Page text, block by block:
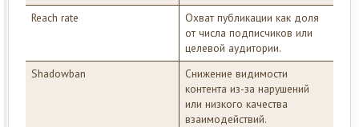
Reach rate
Охват публикации как доля
от числа подписчиков или
целевой аудитории.
Shadowban
Снижение видимости
контента из-за нарушений
или низкого качества
взаимодействий.